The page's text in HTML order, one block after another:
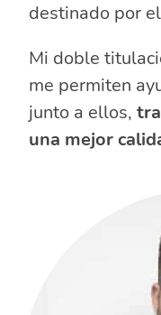
destinado por el
Mi doble
me permiten
junto a ellos,
una mejor